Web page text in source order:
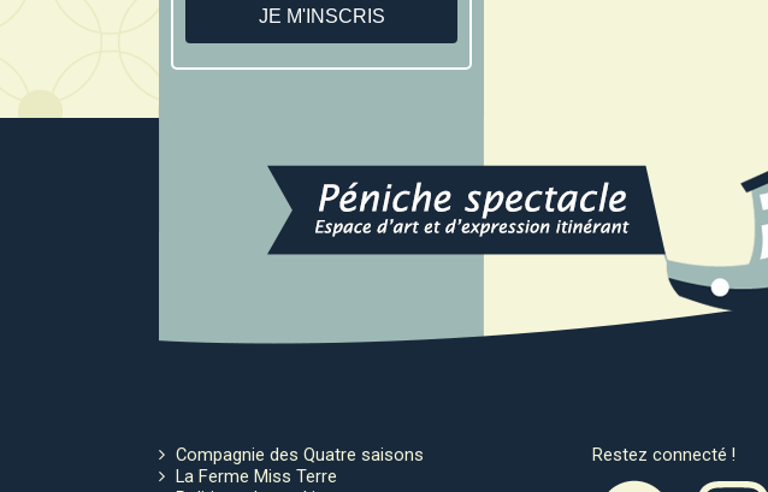
Compagnie des Quatre saisons
La Ferme Miss Terre
Restez connecté !